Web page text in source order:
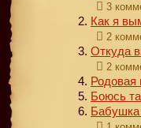
3
Как я
2
Откуда
2
Родовая
Боюсь
Бабушка